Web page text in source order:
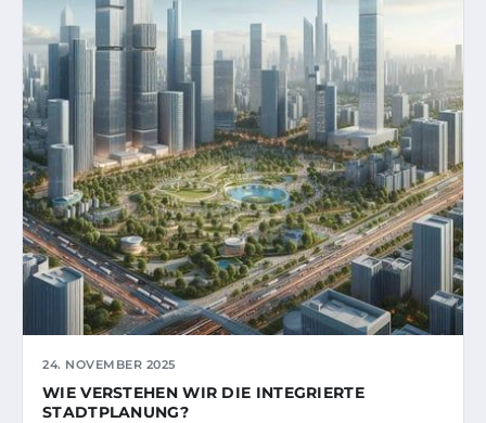
24. NOVEMBER 2025
WIE VERSTEHEN WIR DIE INTEGRIERTE
STADTPLANUNG?